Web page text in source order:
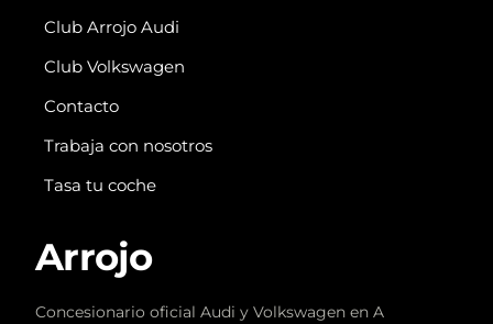
Club Arrojo Audi
Club Volkswagen
Contacto
Trabaja con nosotros
Tasa tu coche
Arrojo
Concesionario oficial Audi y Volkswagen en A